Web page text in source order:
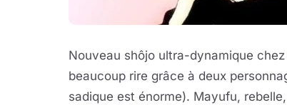
Nouveau shôjo ultra-dynamique
beaucoup rire grâce à deux
sadique est énorme). Mayufu,